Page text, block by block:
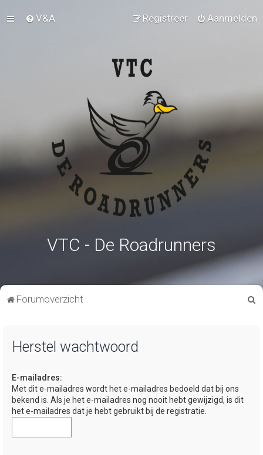
V&A Aanmelden
Registreer
VTC - De Roadrunners
Forumoverzicht
Herstel wachtwoord
E-mailadres:
Met dit e-mailadres wordt het e-mailadres bedoeld dat bij ons
bekend is. Als je het e-mailadres nog nooit hebt gewijzigd, is dit
het e-mailadres dat je hebt gebruikt bij de registratie.